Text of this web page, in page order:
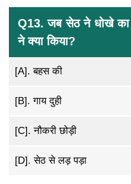
Q13. जब सेठ ने धोखे का
ने क्या किया?
[A].बहस की
[B].गाय दुही
[C].नौकरी छोड़ी
[D].सेठ से लड़ पड़ा